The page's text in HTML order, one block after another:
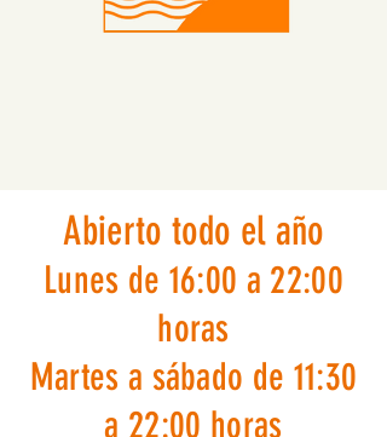
Abierto todo el año
Lunes de 16:00 a 22:00
horas
Martes a sábado de 11:30
a 22:00 horas